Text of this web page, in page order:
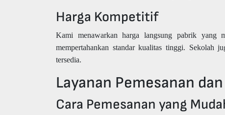
Harga Kompetitif
Kami menawarkan harga langsung pabrik yang
mempertahankan standar kualitas tinggi. Sekolah
tersedia.
Layanan Pemesanan
Cara Pemesanan yang